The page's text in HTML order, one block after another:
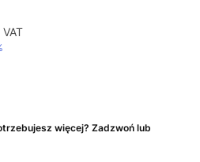
VAT
więcej? Zadzwoń lub